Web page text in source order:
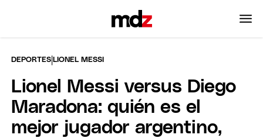
DEPORTES |LIONEL MESSI
Lionel Messi versus Diego
Maradona: quién es el
mejor jugador argentino,